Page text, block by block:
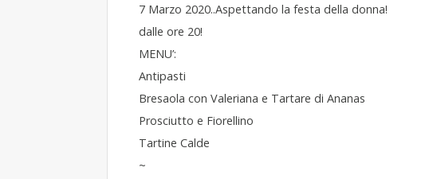
7 Marzo 2020..Aspettando la festa della donna!
dalle ore 20!
MENU’:
Antipasti
Bresaola con Valeriana e Tartare di Ananas
Prosciutto e Fiorellino
Tartine Calde
~